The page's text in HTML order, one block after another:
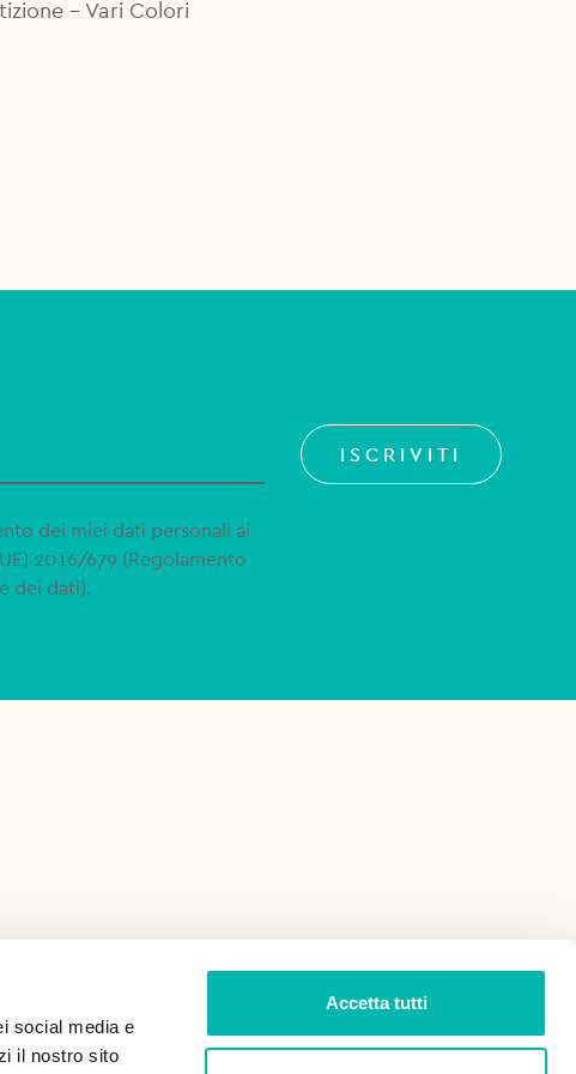
social media e
il nostro sito
Accetta tutti
- Vari Colori
dei miei dati personali ai
2016/679 (Regolamento
dei dati).
ISCRIVITI